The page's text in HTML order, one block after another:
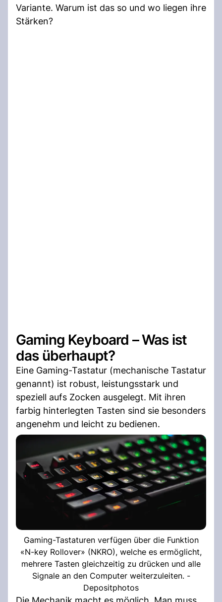
Variante. Warum ist das so und wo liegen ihre
Stärken?
Gaming Keyboard – Was ist
das überhaupt?
Eine Gaming-Tastatur (mechanische Tastatur
genannt) ist robust, leistungsstark und
speziell aufs Zocken ausgelegt. Mit ihren
farbig hinterlegten Tasten sind sie besonders
angenehm und leicht zu bedienen.
Gaming-Tastaturen verfügen über die Funktion
«N-key Rollover» (NKRO), welche es ermöglicht,
mehrere Tasten gleichzeitig zu drücken und alle
Signale an den Computer weiterzuleiten. -
Depositphotos